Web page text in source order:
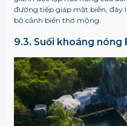
đường tiếp giáp mặt biển, đây
bộ cảnh biển thơ mộng.
9.3. Suối khoáng nóng